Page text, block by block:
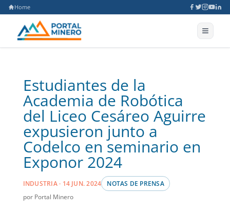
Home
Estudiantes de la
Academia de Robótica
del Liceo Cesáreo Aguirre
expusieron junto a
Codelco en seminario en
Exponor 2024
INDUSTRIA · 14 JUN. 2024 NOTAS DE PRENSA
por Portal Minero